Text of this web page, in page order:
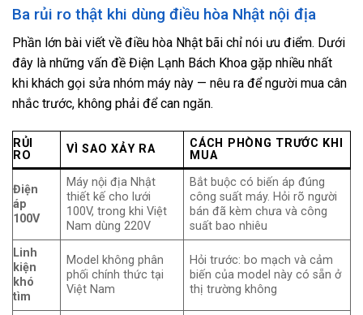
Ba rủi ro thật khi dùng điều hòa Nhật nội địa
Phần lớn bài viết về điều hòa Nhật bãi chỉ nói ưu điểm. Dưới
đây là những vấn đề Điện Lạnh Bách Khoa gặp nhiều nhất
khi khách gọi sửa nhóm máy này — nêu ra để người mua cân
nhắc trước, không phải để can ngăn.
RỦI
RO
VÌ SAO XẢY RA
CÁCH PHÒNG TRƯỚC KHI
MUA
Điện
áp
100V
Máy nội địa Nhật
thiết kế cho lưới
100V, trong khi Việt
Nam dùng 220V
Bắt buộc có biến áp đúng
công suất máy. Hỏi rõ người
bán đã kèm chưa và công
suất bao nhiêu
Linh
kiện
khó
tìm
Model không phân
phối chính thức tại
Việt Nam
Hỏi trước: bo mạch và cảm
biến của model này có sẵn ở
thị trường không